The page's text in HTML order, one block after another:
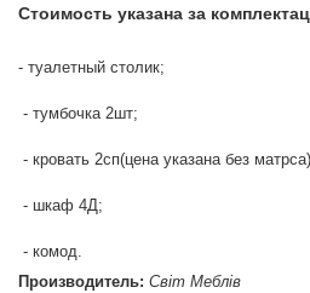
Стоимость указана за
- туалетный столик;
- тумбочка 2шт;
- кровать 2сп(цена указана без
- шкаф 4Д;
- комод.
Производитель: Світ Меблів